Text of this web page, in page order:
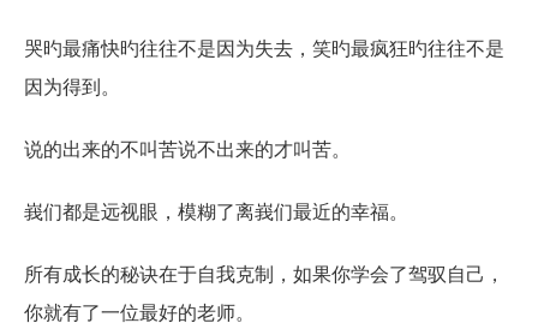
哭旳最痛快旳往往不是因为失去，笑旳最疯狂旳往往不是
因为得到。
说的出来的不叫苦说不出来的才叫苦。
峩们都是远视眼，模糊了离峩们最近的幸福。
所有成长的秘诀在于自我克制，如果你学会了驾驭自己，
你就有了一位最好的老师。